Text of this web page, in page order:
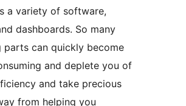
a variety of software,
dashboards. So many
parts can quickly become
and deplete you of
and take precious
from helping you